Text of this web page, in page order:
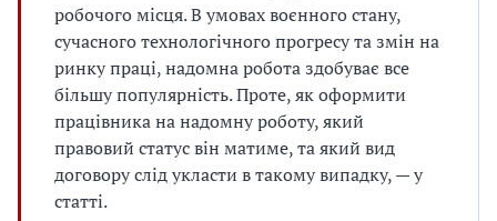
робочого місця. В умовах воєнного стану,
сучасного технологічного прогресу та змін на
ринку праці, надомна робота здобуває все
більшу популярність. Проте, як оформити
працівника на надомну роботу, який
правовий статус він матиме, та який вид
договору слід укласти в такому випадку, — у
статті.